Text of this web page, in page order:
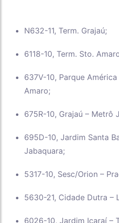
N632-11, Term. Grajaú;
6118-10, Term. Sto.
637V-10, Parque
Amaro;
675R-10, Grajaú – Metrô
695D-10, Jardim Santa
Jabaquara;
5317-10, Sesc/Orion –
5630-21, Cidade Dutra –
6026-10, Jardim Icaraí –